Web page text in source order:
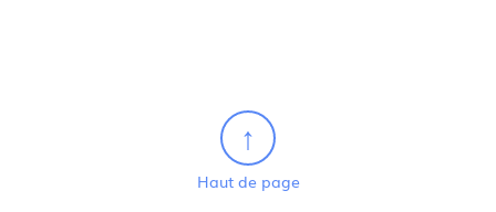
Haut de page